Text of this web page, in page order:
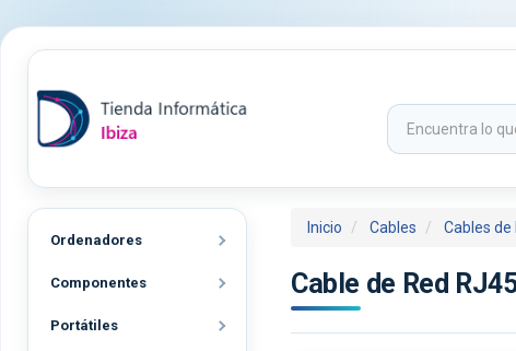
Ordenadores
Componentes
Portátiles
Inicio Cables Cables de
Cable de Red